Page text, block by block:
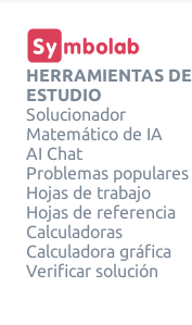
HERRAMIENTAS DE
ESTUDIO
Solucionador
Matemático de IA
AI Chat
Problemas populares
Hojas de trabajo
Hojas de referencia
Calculadoras
Calculadora gráfica
Verificar solución